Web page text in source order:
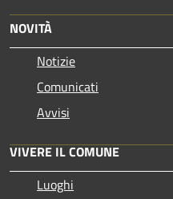
NOVITÀ
Notizie
Comunicati
Avvisi
VIVERE IL COMUNE
Luoghi